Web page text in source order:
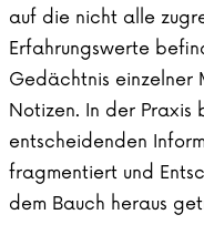
auf die nicht alle
Erfahrungswerte
Gedächtnis
Notizen. In der Praxis
entscheidenden
fragmentiert und
dem Bauch heraus